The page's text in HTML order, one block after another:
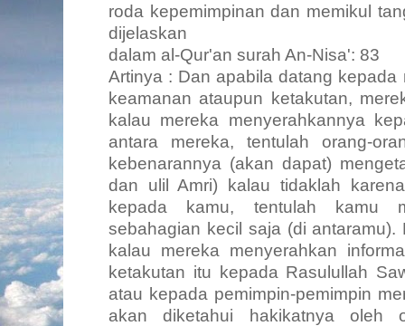
roda kepemimpinan dan memikul
dijelaskan
dalam al-Qur'an surah An-Nisa': 83
Artinya : Dan apabila datang
keamanan ataupun ketakutan,
kalau mereka menyerahkannya
antara mereka, tentulah orang-
kebenarannya (akan dapat)
dan ulil Amri) kalau tidaklah
kepada kamu, tentulah kamu
sebahagian kecil saja (di antaramu).
kalau mereka menyerahkan
ketakutan itu kepada Rasulullah
atau kepada pemimpin-pemimpin
akan diketahui hakikatnya oleh